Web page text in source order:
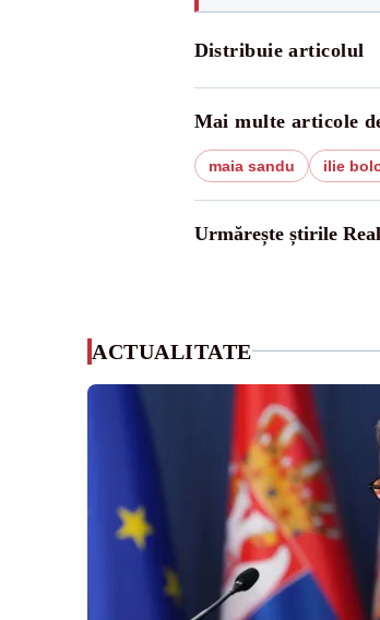
Distribuie articolul
Mai multe articole
maia sandu ilie
Urmărește știrile
ACTUALITATE